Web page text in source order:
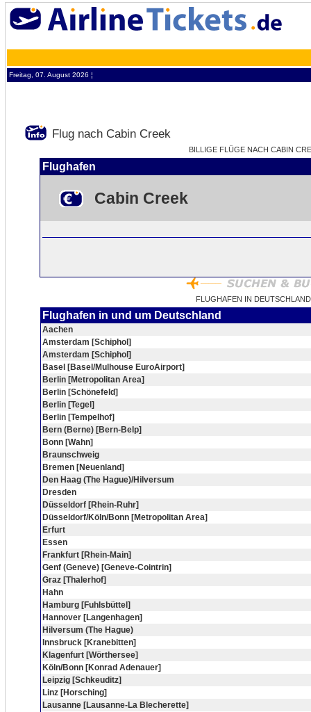
Freitag, 07. August 2026 ¦
Flug nach Cabin Creek
BILLIGE FLÜGE NACH CABIN
Flughafen
Cabin Creek
FLUGHAFEN IN
Flughafen in und um Deutschland
Aachen
Amsterdam [Schiphol]
Amsterdam [Schiphol]
Basel [Basel/Mulhouse EuroAirport]
Berlin [Metropolitan Area]
Berlin [Schönefeld]
Berlin [Tegel]
Berlin [Tempelhof]
Bern (Berne) [Bern-Belp]
Bonn [Wahn]
Braunschweig
Bremen [Neuenland]
Den Haag (The Hague)/Hilversum
Dresden
Düsseldorf [Rhein-Ruhr]
Düsseldorf/Köln/Bonn [Metropolitan Area]
Erfurt
Essen
Frankfurt [Rhein-Main]
Genf (Geneve) [Geneve-Cointrin]
Graz [Thalerhof]
Hahn
Hamburg [Fuhlsbüttel]
Hannover [Langenhagen]
Hilversum (The Hague)
Innsbruck [Kranebitten]
Klagenfurt [Wörthersee]
Köln/Bonn [Konrad Adenauer]
Leipzig [Schkeuditz]
Linz [Horsching]
Lausanne [Lausanne-La Blecherette]